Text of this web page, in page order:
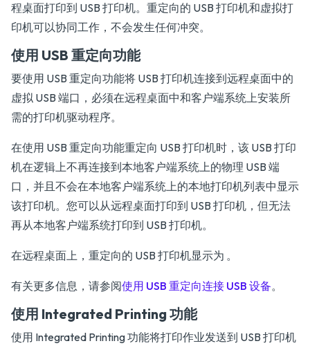
程桌面打印到 USB 打印机。重定向的 USB 打印机和虚拟打
印机可以协同工作，不会发生任何冲突。
使用 USB 重定向功能
要使用 USB 重定向功能将 USB 打印机连接到远程桌面中的
虚拟 USB 端口，必须在远程桌面中和客户端系统上安装所
需的打印机驱动程序。
在使用 USB 重定向功能重定向 USB 打印机时，该 USB 打印
机在逻辑上不再连接到本地客户端系统上的物理 USB 端
口，并且不会在本地客户端系统上的本地打印机列表中显示
该打印机。您可以从远程桌面打印到 USB 打印机，但无法
再从本地客户端系统打印到 USB 打印机。
在远程桌面上，重定向的 USB 打印机显示为 。
有关更多信息，请参阅使用 USB 重定向连接 USB 设备。
使用 Integrated Printing 功能
使用 Integrated Printing 功能将打印作业发送到 USB 打印机